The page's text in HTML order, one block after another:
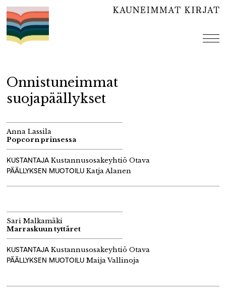
Hyppää
sisältöön
Onnistuneimmat
suojapäällykset
Anna Lassila
Popcorn prinsessa
KUSTANTAJA Kustannusosakeyhtiö Otava
PÄÄLLYKSEN MUOTOILU Katja Alanen
Sari Malkamäki
Marraskuun tyttäret
KUSTANTAJA Kustannusosakeyhtiö Otava
PÄÄLLYKSEN MUOTOILU Maija Vallinoja